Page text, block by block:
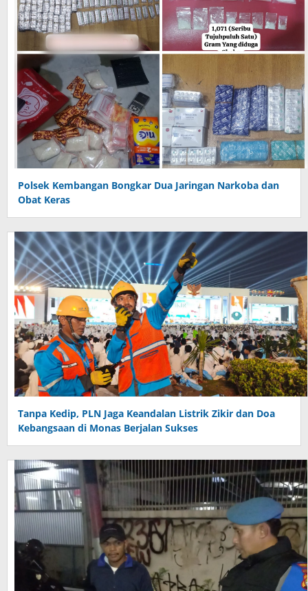
Polsek Kembangan Bongkar Dua Jaringan Narkoba dan
Obat Keras
Tanpa Kedip, PLN Jaga Keandalan Listrik Zikir dan Doa
Kebangsaan di Monas Berjalan Sukses